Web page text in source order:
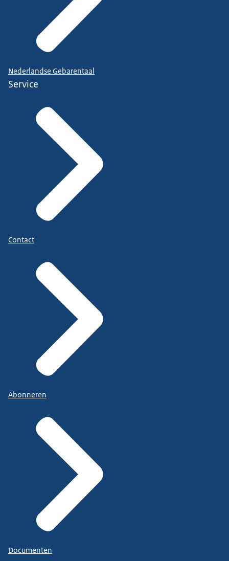
Nederlandse Gebarentaal
Service
Contact
Abonneren
Documenten